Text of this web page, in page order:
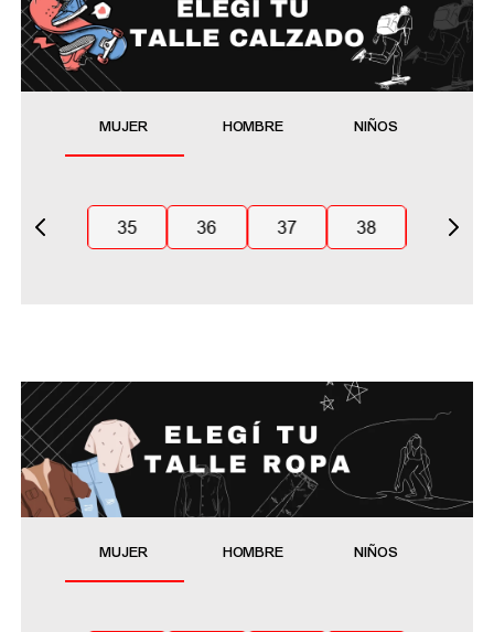
MUJER HOMBRE NIÑOS
35 36 37 38
MUJER HOMBRE NIÑOS